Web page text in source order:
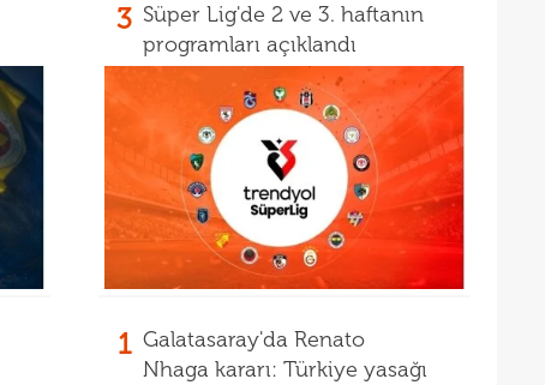
3 Süper Lig'de 2 ve 3. haftanın
programları açıklandı
1 Galatasaray'da Renato
Nhaga kararı: Türkiye yasağı